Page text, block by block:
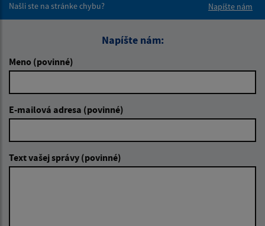
Našli ste na stránke chybu?
Napíšte nám
Napíšte nám:
Meno (povinné)
E-mailová adresa (povinné)
Text vašej správy (povinné)